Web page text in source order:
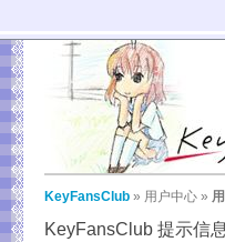
KeyFansClub » 用户中心 »
KeyFansClub 提示信息